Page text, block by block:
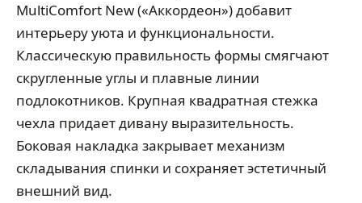
MultiComfort New («Аккордеон») добавит
интерьеру уюта и функциональности.
Классическую правильность формы смягчают
скругленные углы и плавные линии
подлокотников. Крупная квадратная стежка
чехла придает дивану выразительность.
Боковая накладка закрывает механизм
складывания спинки и сохраняет эстетичный
внешний вид.